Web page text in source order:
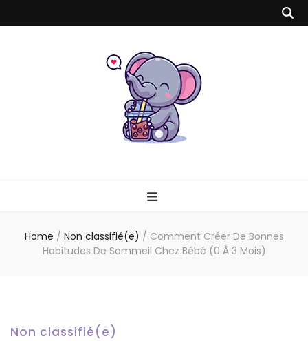
Home / Non classifié(e) / Comment Créer De Bonnes
Habitudes De Sommeil Chez Bébé (0 À 3 Mois)
Non classifié(e)